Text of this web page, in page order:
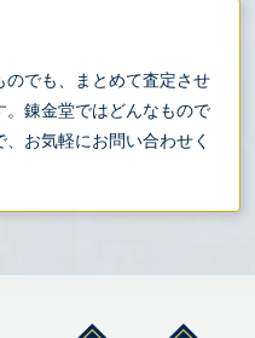
でも、まとめて査定させ
錬金堂ではどんなもので
お気軽にお問い合わせく